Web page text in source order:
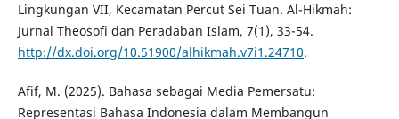
Lingkungan VII, Kecamatan Percut Sei Tuan. Al-Hikmah:
Jurnal Theosofi dan Peradaban Islam, 7(1), 33-54.
http://dx.doi.org/10.51900/alhikmah.v7i1.24710.
Afif, M. (2025). Bahasa sebagai Media Pemersatu:
Representasi Bahasa Indonesia dalam Membangun